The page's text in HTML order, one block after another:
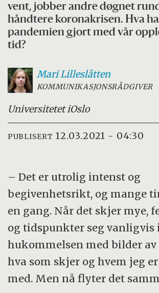
vent, jobber andre døgnet
håndtere koronakrisen. Hva
pandemien gjort med vår
tid?
MariLilleslåtten
KOMMUNIKASJONSRÅDGIVER
Universitetet iOslo
PUBLISERT 12.03.2021 - 04:30
– Det er utrolig intenst og
begivenhetsrikt, og mange
en gang. Når det skjer mye,
og tidspunkter seg vanligvis i
hukommelsen med bilder av
hva som skjer og hvem jeg
med. Men nå flyter det